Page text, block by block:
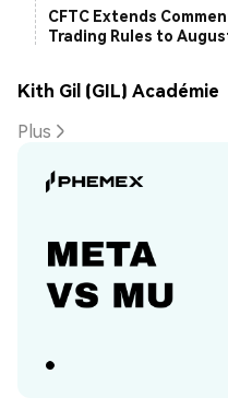
CFTC Extends
Trading Rules to
Kith Gil (GIL) Académie
Plus